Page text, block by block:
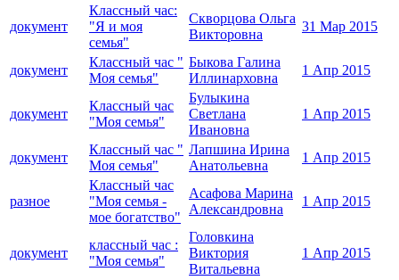
документ
Классный час:
"Я и моя
семья"
Скворцова Ольга
Викторовна
31 Мар 2015
документ
Классный час "
Моя семья"
Быкова Галина
Иллинарховна
1 Апр 2015
документ
Классный час
"Моя семья"
Булыкина
Светлана
Ивановна
1 Апр 2015
документ
Классный час "
Моя семья"
Лапшина Ирина
Анатольевна
1 Апр 2015
разное
Классный час
"Моя семья -
мое богатство"
Асафова Марина
Александровна
1 Апр 2015
документ
классный час :
"Моя семья"
Головкина
Виктория
Витальевна
1 Апр 2015